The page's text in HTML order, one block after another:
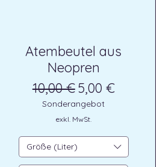
Atembeutel aus
Neopren
Standardpreis
10,00 €Sale-Preis
5,00 €
Sonderangebot
exkl. MwSt.
Größe (Liter)